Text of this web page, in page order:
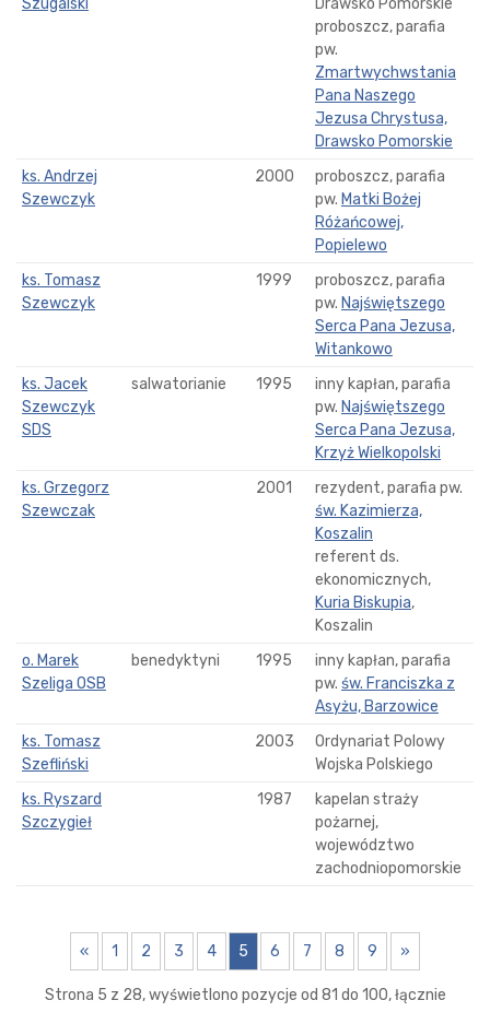
Szugalski
Drawsko Pomorskie
proboszcz, parafia
pw.
Zmartwychwstania
Pana Naszego
Jezusa Chrystusa,
Drawsko Pomorskie
ks. Andrzej
Szewczyk
2000
proboszcz, parafia
pw. Matki Bożej
Różańcowej,
Popielewo
ks. Tomasz
Szewczyk
1999
proboszcz, parafia
pw. Najświętszego
Serca Pana Jezusa,
Witankowo
ks. Jacek
Szewczyk
SDS
salwatorianie 1995
inny kapłan, parafia
pw. Najświętszego
Serca Pana Jezusa,
Krzyż Wielkopolski
ks. Grzegorz
Szewczak
2001
rezydent, parafia pw.
św. Kazimierza,
Koszalin
referent ds.
ekonomicznych,
Kuria Biskupia,
Koszalin
o. Marek
Szeliga OSB
benedyktyni 1995
inny kapłan, parafia
pw. św. Franciszka z
Asyżu, Barzowice
ks. Tomasz
Szefliński
2003
Ordynariat Polowy
Wojska Polskiego
ks. Ryszard
Szczygieł
1987
kapelan straży
pożarnej,
województwo
zachodniopomorskie
« 1 2 3 4 5 6 7 8 9 »
Strona 5 z 28, wyświetlono pozycje od 81 do 100, łącznie